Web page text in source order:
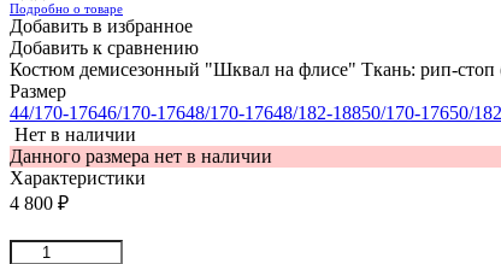
Подробно о товаре
Добавить в избранное
Добавить к сравнению
Костюм демисезонный "Шквал на флисе" Ткань: рип-стоп
Размер
44/170-17646/170-17648/170-17648/182-18850/170-17650/
Нет в наличии
Данного размера нет в наличии
Характеристики
4 800 ₽